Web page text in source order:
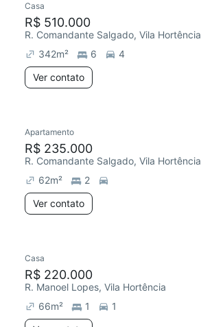
Casa
R$ 510.000
R. Comandante Salgado, Vila Hortência
342m² 6
4
Ver contato
Apartamento
R$ 235.000
R. Comandante Salgado, Vila Hortência
62m²
2
Ver contato
Casa
R$ 220.000
R. Manoel Lopes, Vila Hortência
66m² 1
1